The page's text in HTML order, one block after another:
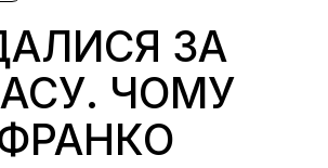
ЗА
ЧОМУ